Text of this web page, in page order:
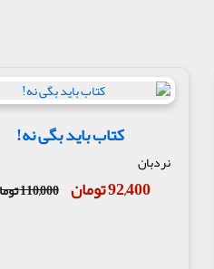
کتاب باید بگی نه!
نردبان
92,400 تومان 110,000 تومان